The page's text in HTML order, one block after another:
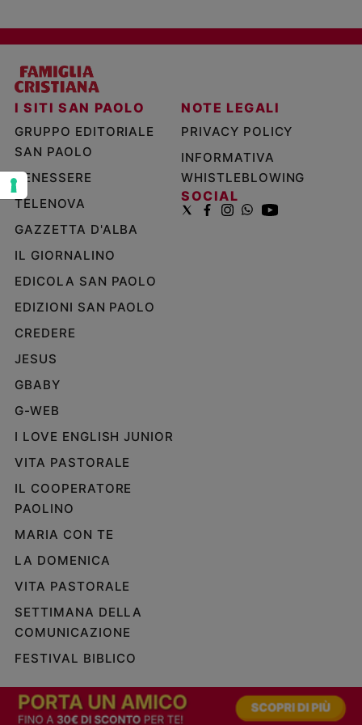
giovani
Bioetica
Vai
Riflessioni
Foto
Podcast
Privacy
Policy
Contatti
Pubblicità
Redazione
Social
I SITI SAN PAOLO
GRUPPO EDITORIALE
SAN PAOLO
BENESSERE
TELENOVA
GAZZETTA D'ALBA
IL GIORNALINO
EDICOLA SAN PAOLO
EDIZIONI SAN PAOLO
CREDERE
JESUS
GBABY
G-WEB
I LOVE ENGLISH JUNIOR
VITA PASTORALE
IL COOPERATORE
PAOLINO
MARIA CON TE
LA DOMENICA
VITA PASTORALE
SETTIMANA DELLA
COMUNICAZIONE
FESTIVAL BIBLICO
NOTE LEGALI
PRIVACY POLICY
INFORMATIVA
WHISTLEBLOWING
SOCIAL